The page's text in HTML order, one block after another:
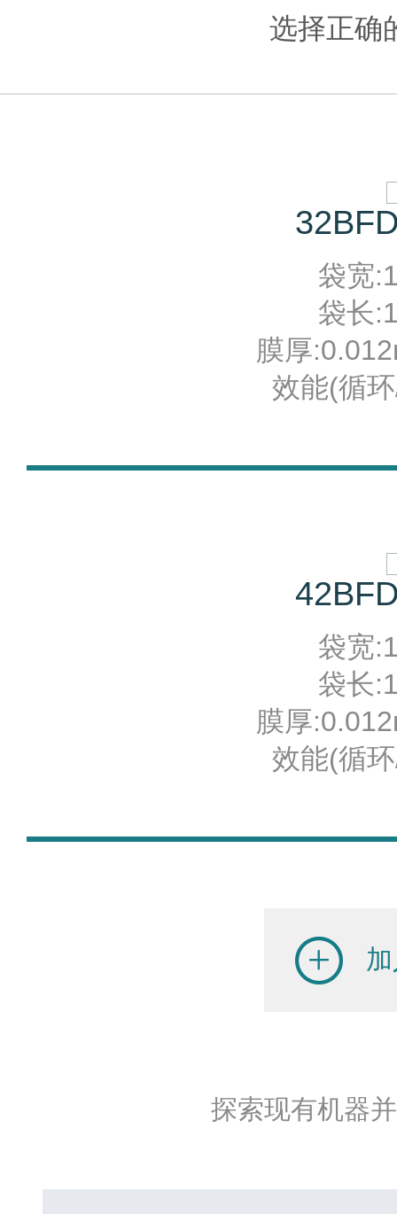
选择正确
袋宽
袋长
膜厚
效能(循
袋宽
袋长
膜厚
效能(循
探索现有机器